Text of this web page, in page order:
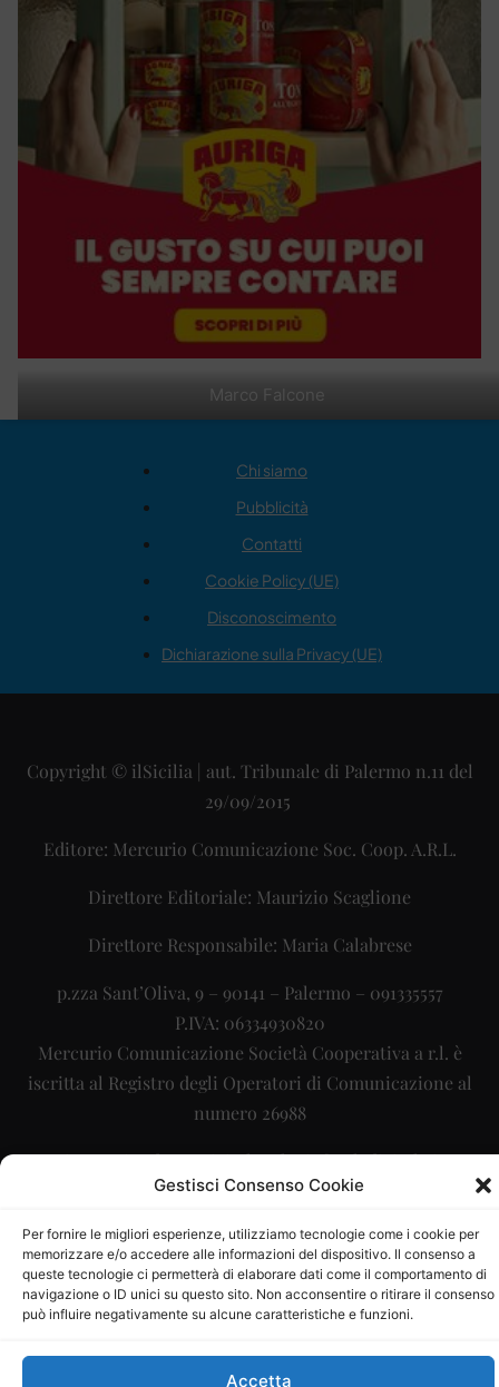
Gestisci Consenso Cookie
Per fornire le migliori esperienze, utilizziamo tecnologie come i cookie per
memorizzare e/o accedere alle informazioni del dispositivo. Il consenso a
queste tecnologie ci permetterà di elaborare dati come il comportamento di
navigazione o ID unici su questo sito. Non acconsentire o ritirare il consenso
può influire negativamente su alcune caratteristiche e funzioni.
Accetta
Marco Falcone
Chi siamo
Pubblicità
Contatti
Cookie Policy (UE)
Disconoscimento
Dichiarazione sulla Privacy (UE)
Copyright © ilSicilia | aut. Tribunale di Palermo n.11 del
29/09/2015
Editore: Mercurio Comunicazione Soc. Coop. A.R.L.
Direttore Editoriale: Maurizio Scaglione
Direttore Responsabile: Maria Calabrese
p.zza Sant’Oliva, 9 – 90141 – Palermo – 091335557
P.IVA: 06334930820
Mercurio Comunicazione Società Cooperativa a r.l. è
iscritta al Registro degli Operatori di Comunicazione al
numero 26988
Sito gestito daLa Digitale srl–info@ladigitale.it